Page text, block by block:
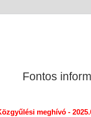
Fontos
meghívó -